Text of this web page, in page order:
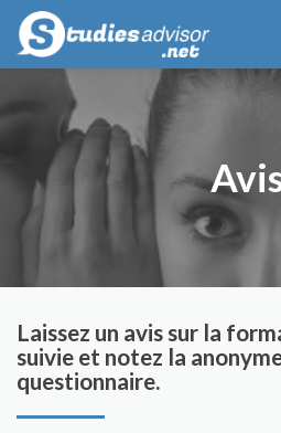
Laissez un avis sur la
suivie et notez la
questionnaire.